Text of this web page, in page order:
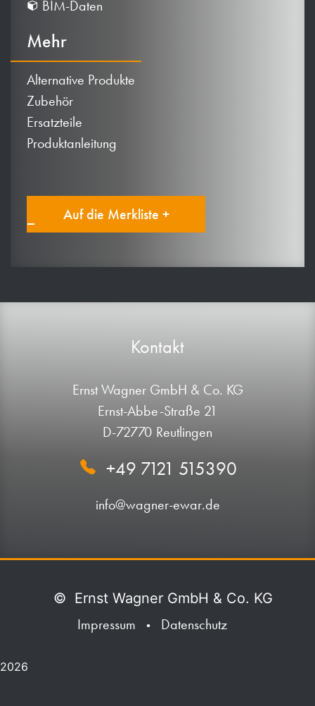
BIM-Daten
Mehr
Alternative Produkte
Zubehör
Ersatzteile
Produktanleitung
Auf die Merkliste +
Kontakt
Ernst Wagner GmbH & Co. KG
Ernst-Abbe-Straße 21
D-72770 Reutlingen
+49 7121 515390
info@wagner-ewar.de
© Ernst Wagner GmbH & Co. KG
Impressum
• Datenschutz
2026